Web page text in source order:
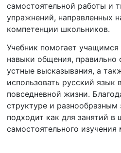
самостоятельной работы и
упражнений, направленных
компетенции школьников.
Учебник помогает учащимся
навыки общения, правильно
устные высказывания, а
использовать русский язык
повседневной жизни.
структуре и разнообразным
подходит как для занятий в
самостоятельного